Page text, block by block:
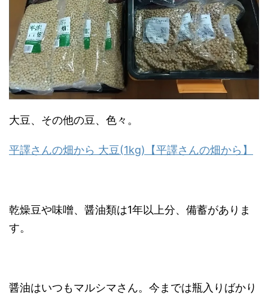
大豆、その他の豆、色々。
平譯さんの畑から 大豆(1kg)【平譯さんの畑から】
乾燥豆や味噌、醤油類は1年以上分、備蓄がありま
す。
醤油はいつもマルシマさん。今までは瓶入りばかり